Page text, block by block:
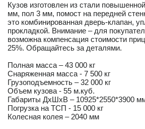
Кузов изготовлен из стали
мм, пол 3 мм, помост на передней
это комбинированная дверь-клапан,
прокладкой. Внимание – для
возможна компенсация стоимости
25%. Обращайтесь за деталями.
Полная масса – 43 000 кг
Снаряженная масса - 7 500 кг
Грузоподъемность – 32 000 кг
Объем кузова - 55 м.куб.
Габариты ДхШхВ – 10925*2550*3900
Погрузка на ТСП - 15 000 кг
Колесная колея – 2040 мм